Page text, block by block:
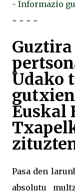
- Informazio
~ ~ ~ ~
Udako
Euskal
Pasa den
absolutu